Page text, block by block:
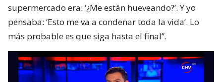
supermercado era: ‘¿Me están hueveando?’. Y yo
pensaba: ‘Esto me va a condenar toda la vida’. Lo
más probable es que siga hasta el final”.